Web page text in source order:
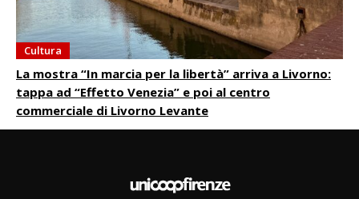
Cultura
La mostra “In marcia per la libertà” arriva a Livorno:
tappa ad “Effetto Venezia” e poi al centro
commerciale di Livorno Levante